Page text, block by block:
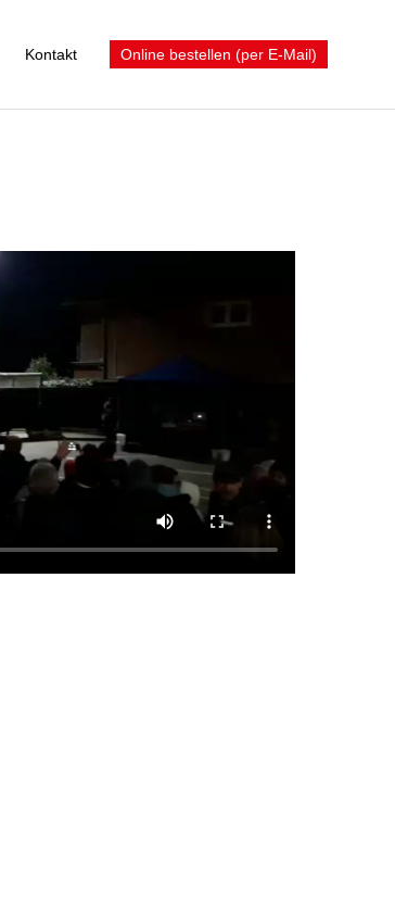
Kontakt Online bestellen (per E-Mail)